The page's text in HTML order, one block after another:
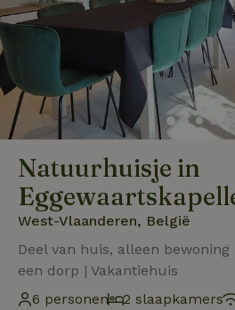
Natuurhuisje in
West-Vlaanderen, België
Deel van huis, alleen
een dorp | Vakantiehuis
6 personen
2 slaapkamers